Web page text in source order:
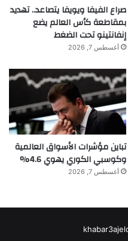
صراع الفيفا ويويفا يتصاعد.. تهديد
بمقاطعة كأس العالم يضع
إنفانتينو تحت الضغط
أغسطس 7, 2026
تباين مؤشرات الأسواق العالمية
وكوسبي الكوري يهوي 4.6%
أغسطس 7, 2026